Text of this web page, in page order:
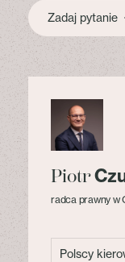
Zadaj pytanie
Piotr
radca prawny w
Polscy